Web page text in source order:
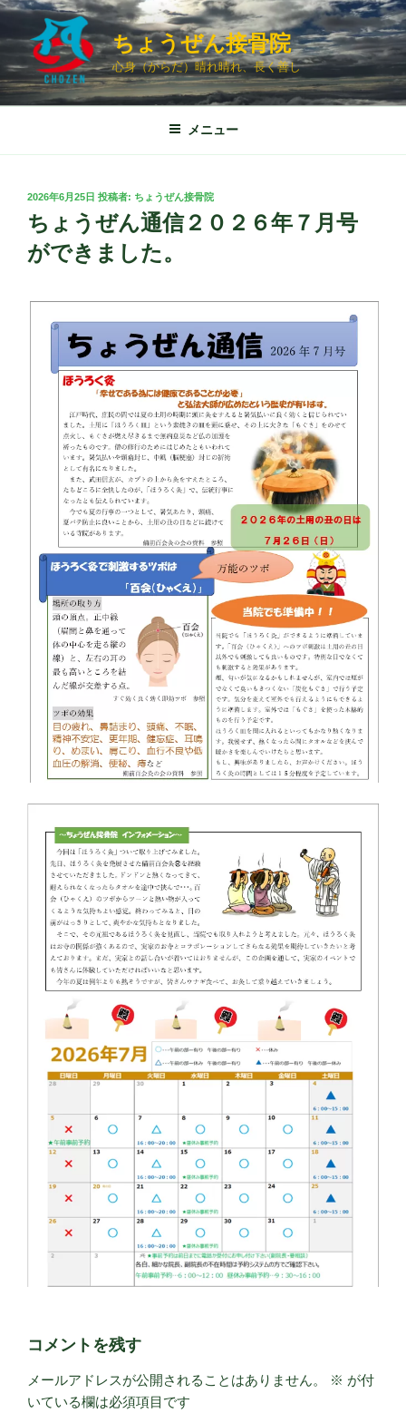
コ
ン
ツ
ちょうぜん接骨院
心身（からだ）晴れ晴れ、長く善し
メニュー
投
稿
日:
2026年6月25日 投稿者: ちょうぜん接骨院
ちょうぜん通信２０２６年７月号
ができました。
コメントを残す
メールアドレスが公開されることはありません。 ※ が付
いている欄は必須項目です